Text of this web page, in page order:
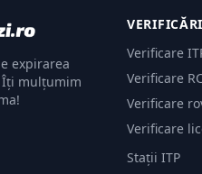
expirarea
Îți mulțumim
VERIFICĂRI
Verificare
Verificare
Verificare
Verificare
Stații ITP